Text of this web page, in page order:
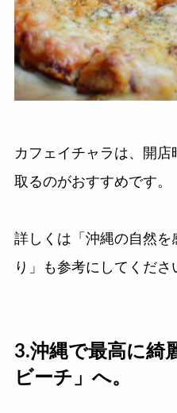
カフェイチャラは、開
取るのがおすすめです。
詳しくは「沖縄の自然を
り」も参考にしてくださ
3.沖縄で最高に綺
ビーチ」へ。